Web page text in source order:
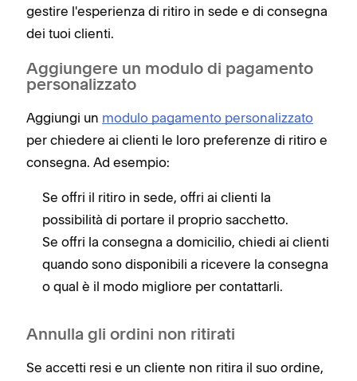
gestire l'esperienza di ritiro in sede e di consegna
dei tuoi clienti.
Aggiungere un modulo di pagamento
personalizzato
Aggiungi un modulo pagamento personalizzato
per chiedere ai clienti le loro preferenze di ritiro e
consegna. Ad esempio:
Se offri il ritiro in sede, offri ai clienti la
possibilità di portare il proprio sacchetto.
Se offri la consegna a domicilio, chiedi ai clienti
quando sono disponibili a ricevere la consegna
o qual è il modo migliore per contattarli.
Annulla gli ordini non ritirati
Se accetti resi e un cliente non ritira il suo ordine,